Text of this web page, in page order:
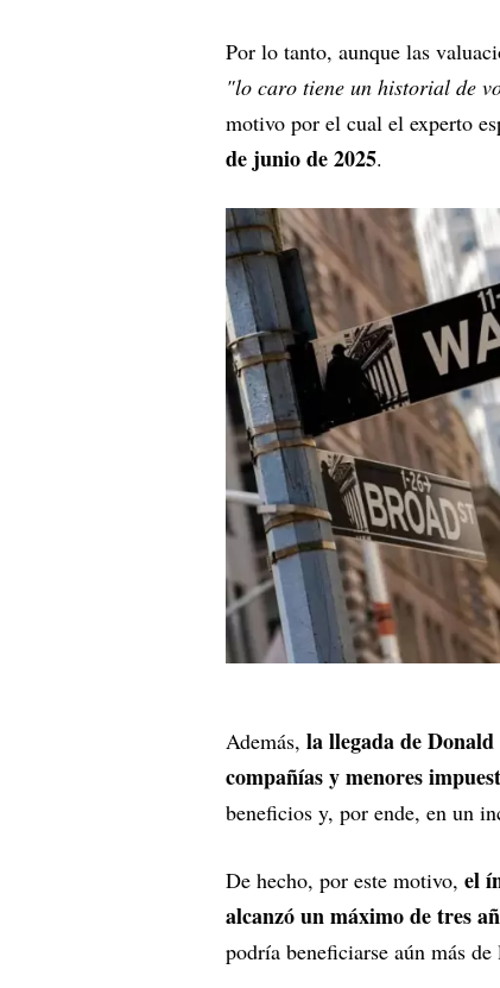
Por lo tanto, aunque las
"lo caro tiene un historial de
motivo por el cual el experto
de junio de 2025.
Además, la llegada de
compañías y menores
beneficios y, por ende, en un
De hecho, por este motivo, el
alcanzó un máximo de tres
podría beneficiarse aún más